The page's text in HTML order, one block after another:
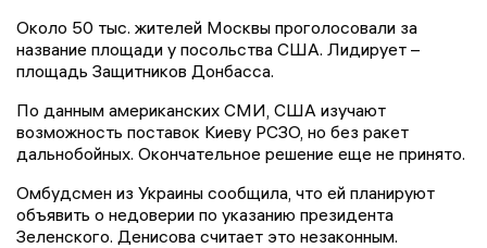
Около 50 тыс. жителей Москвы проголосовали за
название площади у посольства США. Лидирует –
площадь Защитников Донбасса.
По данным американских СМИ, США изучают
возможность поставок Киеву РСЗО, но без ракет
дальнобойных. Окончательное решение еще не принято.
Омбудсмен из Украины сообщила, что ей планируют
объявить о недоверии по указанию президента
Зеленского. Денисова считает это незаконным.